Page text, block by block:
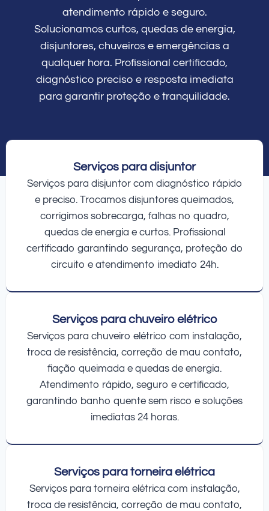
atendimento rápido e seguro.
Solucionamos curtos, quedas de energia,
disjuntores, chuveiros e emergências a
qualquer hora. Profissional certificado,
diagnóstico preciso e resposta imediata
para garantir proteção e tranquilidade.
Serviços para disjuntor
Serviços para disjuntor com diagnóstico rápido
e preciso. Trocamos disjuntores queimados,
corrigimos sobrecarga, falhas no quadro,
quedas de energia e curtos. Profissional
certificado garantindo segurança, proteção do
circuito e atendimento imediato 24h.
Serviços para chuveiro elétrico
Serviços para chuveiro elétrico com instalação,
troca de resistência, correção de mau contato,
fiação queimada e quedas de energia.
Atendimento rápido, seguro e certificado,
garantindo banho quente sem risco e soluções
imediatas 24 horas.
Serviços para torneira elétrica
Serviços para torneira elétrica com instalação,
troca de resistência, correção de mau contato,